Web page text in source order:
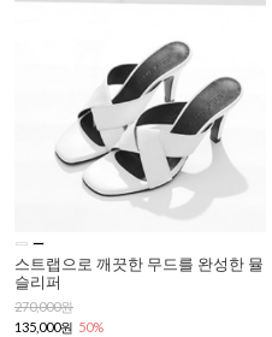
스트랩으로 깨끗한 무드를 완성한 뮬
슬리퍼
270,000원
135,000원 50%